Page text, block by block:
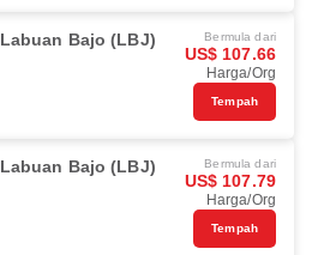
Labuan Bajo (LBJ) Bermula dari
US$ 107.66
Harga/Org
Tempah
Labuan Bajo (LBJ) Bermula dari
US$ 107.79
Harga/Org
Tempah